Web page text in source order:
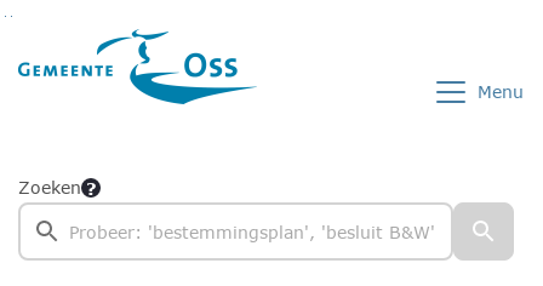
Ga naar de inhoud van deze pagina
Ga naar het zoeken
Ga naar het menu
Menu
Zoeken